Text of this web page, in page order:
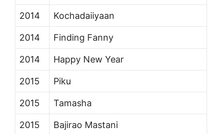
2014 Kochadaiiyaan
2014 Finding Fanny
2014 Happy New Year
2015 Piku
2015 Tamasha
2015 Bajirao Mastani